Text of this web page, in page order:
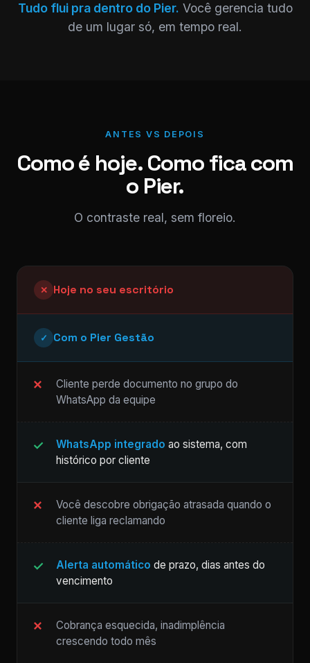
Tudo flui pra dentro do Pier. Você gerencia tudo
de um lugar só, em tempo real.
ANTES VS DEPOIS
Como é hoje. Como fica com
o Pier.
O contraste real, sem floreio.
✕ Hoje no seu escritório
✓ Com o Pier Gestão
Cliente perde documento no grupo do
WhatsApp da equipe
WhatsApp integrado ao sistema, com
histórico por cliente
Você descobre obrigação atrasada quando o
cliente liga reclamando
Alerta automático de prazo, dias antes do
vencimento
Cobrança esquecida, inadimplência
crescendo todo mês